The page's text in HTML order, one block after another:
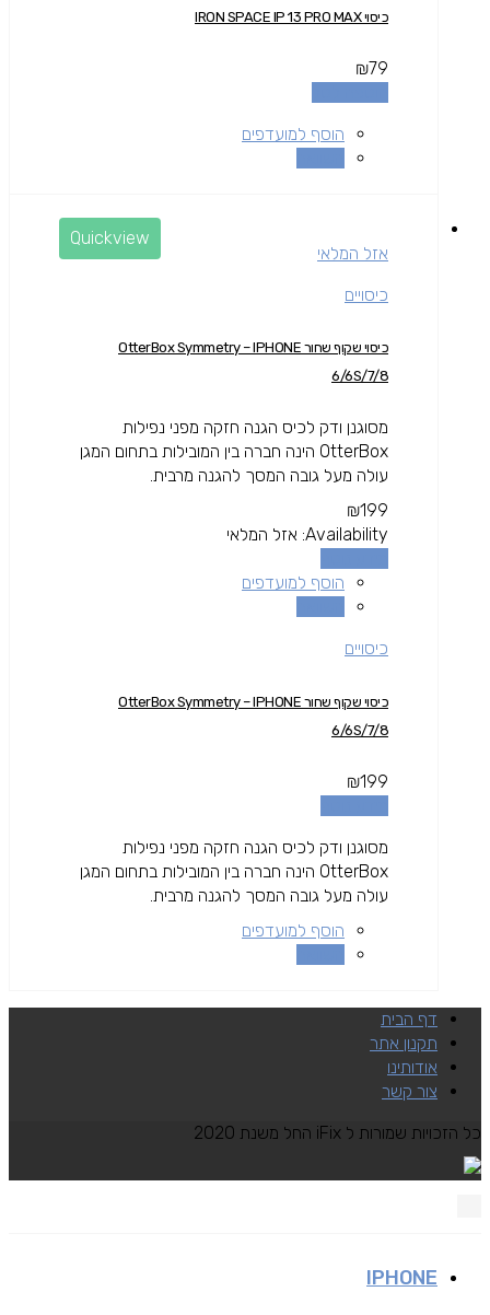
כיסוי IRON SPACE IP 13 PRO MAX
₪79
הוסף למועדפים
Quickview
אזל המלאי
כיסויים
כיסוי שקוף שחור OtterBox Symmetry – IPHONE
6/6S/7/8
מסוגנן ודק לכיס הגנה חזקה מפני נפילות
OtterBox הינה חברה בין המובילות בתחום המגן
עולה מעל גובה המסך להגנה מרבית.
₪199
Availability: אזל המלאי
הוסף למועדפים
כיסויים
כיסוי שקוף שחור OtterBox Symmetry – IPHONE
6/6S/7/8
₪199
מסוגנן ודק לכיס הגנה חזקה מפני נפילות
OtterBox הינה חברה בין המובילות בתחום המגן
עולה מעל גובה המסך להגנה מרבית.
הוסף למועדפים
דף הבית
תקנון אתר
אודותינו
צור קשר
כל הזכויות שמורות ל iFix החל משנת 2020
IPHONE